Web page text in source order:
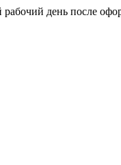
день после